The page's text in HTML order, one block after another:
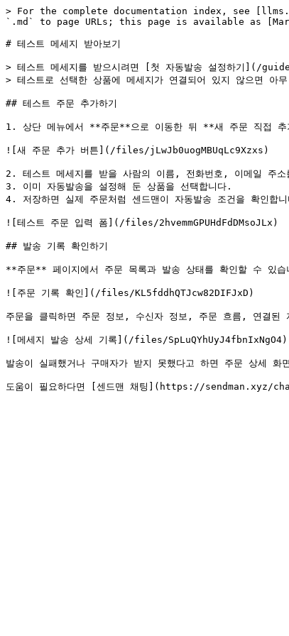
> For the complete documentation index, see
`.md` to page URLs; this page is available as
# 테스트 메세지 받아보기
> 테스트 메세지를 받으시려면 [첫 자동발송 설정하기](/
> 테스트로 선택한 상품에 메세지가 연결되어 있지 않으면 아
## 테스트 주문 추가하기
1. 상단 메뉴에서 **주문**으로 이동한 뒤 **새 주문 직접 추
![새 주문 추가 버튼](/files/jLwJb0uogMBUqLc9Xzxs)
2. 테스트 메세지를 받을 사람의 이름, 전화번호, 이메일 주소
3. 이미 자동발송을 설정해 둔 상품을 선택합니다.
4. 저장하면 실제 주문처럼 센드맨이 자동발송 조건을 확인합
![테스트 주문 입력 폼](/files/2hvemmGPUHdFdDMsoJLx)
## 발송 기록 확인하기
**주문** 페이지에서 주문 목록과 발송 상태를 확인할 수 있습
![주문 기록 확인](/files/KL5fddhQTJcw82DIFJxD)
주문을 클릭하면 주문 정보, 수신자 정보, 주문 흐름, 연결된
![메세지 발송 상세 기록](/files/SpLuQYhUyJ4fbnIxNgO4)
발송이 실패했거나 구매자가 받지 못했다고 하면 주문 상세 화